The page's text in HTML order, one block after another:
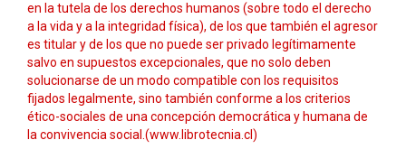
en la tutela de los derechos humanos (sobre todo el derecho
a la vida y a la integridad física), de los que también el agresor
es titular y de los que no puede ser privado legítimamente
salvo en supuestos excepcionales, que no solo deben
solucionarse de un modo compatible con los requisitos
fijados legalmente, sino también conforme a los criterios
ético-sociales de una concepción democrática y humana de
la convivencia social.(www.librotecnia.cl)